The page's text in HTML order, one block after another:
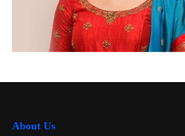
About Us